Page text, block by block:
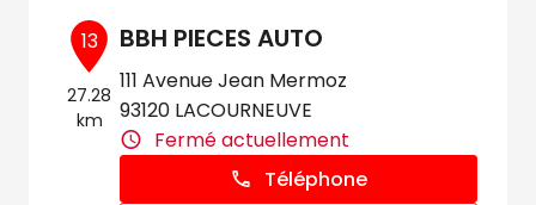
13
27.28
km
BBH PIECES AUTO
111 Avenue Jean Mermoz
93120 LACOURNEUVE
Fermé actuellement
Téléphone